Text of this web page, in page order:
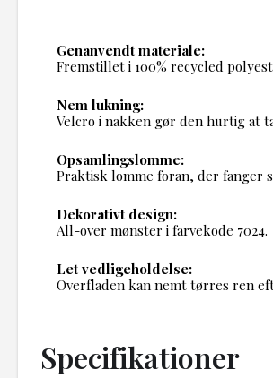
Genanvendt materiale:
Fremstillet i 100% recycled
Nem lukning:
Velcro i nakken gør den hurtig at
Opsamlingslomme:
Praktisk lomme foran, der fanger
Dekorativt design:
All-over mønster i farvekode 7024.
Let vedligeholdelse:
Overfladen kan nemt tørres ren
Specifikationer